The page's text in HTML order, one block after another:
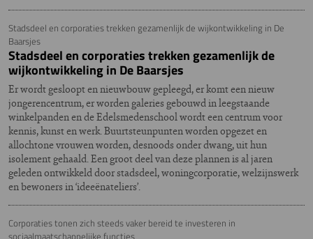
Stadsdeel en corporaties trekken gezamenlijk de wijkontwikkeling in De
Baarsjes
Stadsdeel en corporaties trekken gezamenlijk de
wijkontwikkeling in De Baarsjes
Er wordt gesloopt en nieuwbouw gepleegd, er komt een nieuw
jongerencentrum, er worden galeries gebouwd in leegstaande
winkelpanden en de Edelsmedenschool wordt een centrum voor
kennis, kunst en werk. Buurtsteunpunten worden opgezet en
allochtone vrouwen worden, desnoods onder dwang, uit hun
isolement gehaald. Een groot deel van deze plannen is al jaren
geleden ontwikkeld door stadsdeel, woningcorporatie, welzijnswerk
en bewoners in ‘ideeënateliers’.
Corporaties tonen zich steeds vaker bereid te investeren in